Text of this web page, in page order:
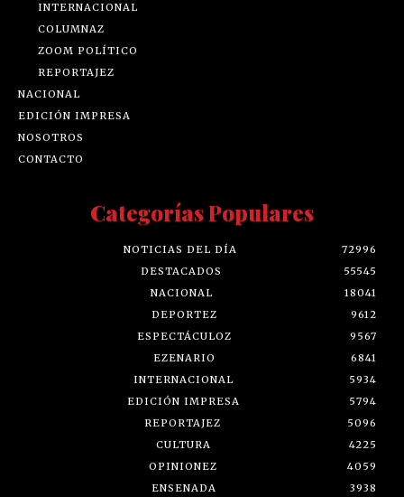
INTERNACIONAL
COLUMNAZ
ZOOM POLÍTICO
REPORTAJEZ
NACIONAL
EDICIÓN IMPRESA
NOSOTROS
CONTACTO
Categorías Populares
NOTICIAS DEL DÍA
72996
DESTACADOS
55545
NACIONAL
18041
DEPORTEZ
9612
ESPECTÁCULOZ
9567
EZENARIO
6841
INTERNACIONAL
5934
EDICIÓN IMPRESA
5794
REPORTAJEZ
5096
CULTURA
4225
OPINIONEZ
4059
ENSENADA
3938